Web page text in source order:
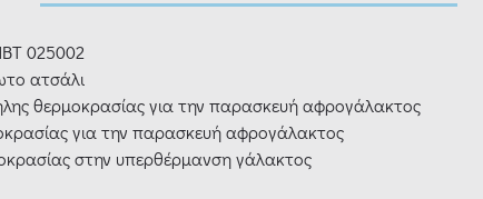
025002
ατσάλι
θερμοκρασίας για την παρασκευή αφρογάλακτος
για την παρασκευή αφρογάλακτος
στην υπερθέρμανση γάλακτος